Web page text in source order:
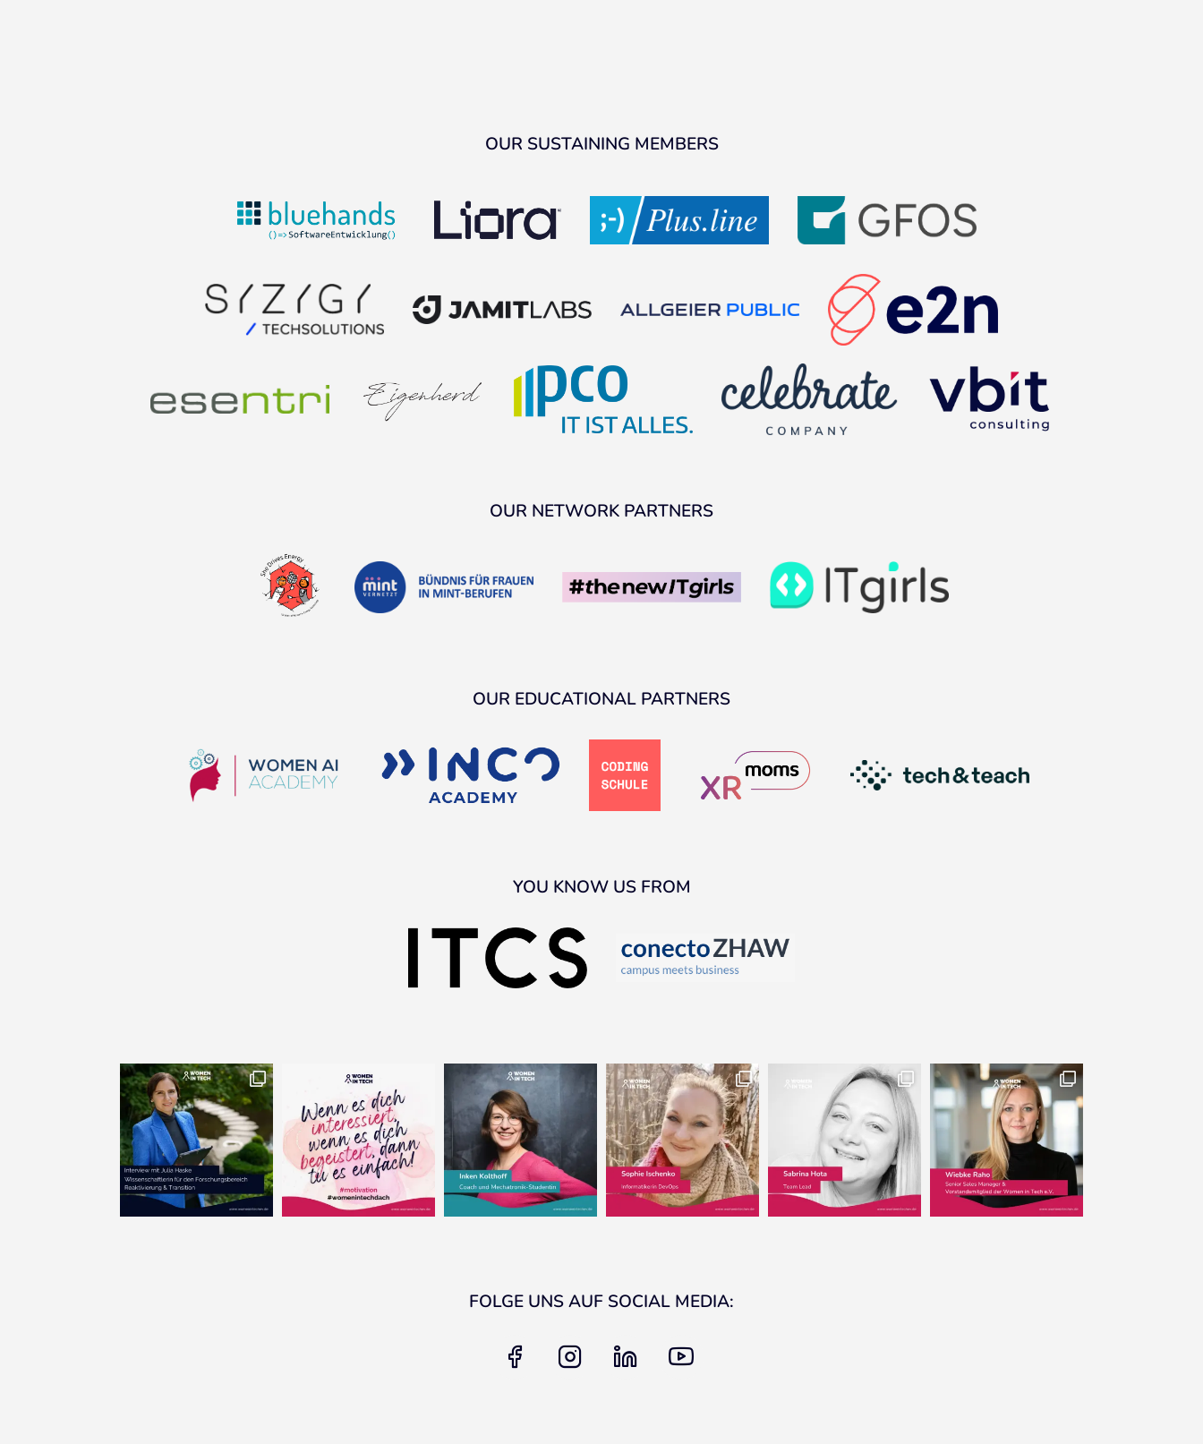
OUR SUSTAINING MEMBERS
OUR NETWORK PARTNERS
OUR EDUCATIONAL PARTNERS
YOU KNOW US FROM
FOLGE UNS AUF SOCIAL MEDIA:
facebook instagram